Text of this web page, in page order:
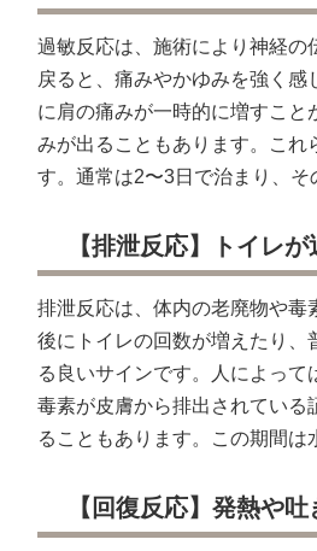
過敏反応は、施術により神経の
戻ると、痛みやかゆみを強く
に肩の痛みが一時的に増すこ
みが出ることもあります。これ
す。通常は2〜3日で治まり、そ
【排泄反応】トイレ
排泄反応は、体内の老廃物や毒
後にトイレの回数が増えたり、
る良いサインです。人によっ
毒素が皮膚から排出されている
ることもあります。この期間は
【回復反応】発熱や